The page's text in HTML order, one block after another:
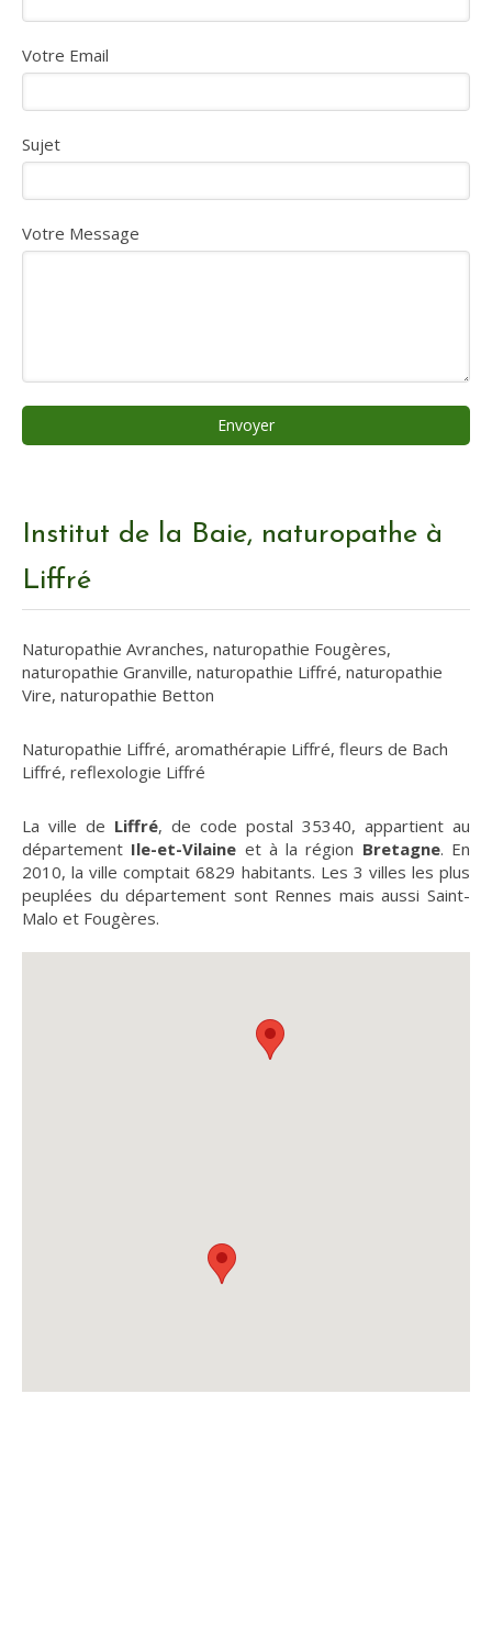
Votre Email
Sujet
Votre Message
Envoyer
Institut de la Baie, naturopathe à
Liffré
Naturopathie Avranches, naturopathie Fougères,
naturopathie Granville, naturopathie Liffré, naturopathie
Vire, naturopathie Betton
Naturopathie Liffré, aromathérapie Liffré, fleurs de Bach
Liffré, reflexologie Liffré
La ville de Liffré, de code postal 35340, appartient au
département Ile-et-Vilaine et à la région Bretagne. En
2010, la ville comptait 6829 habitants. Les 3 villes les plus
peuplées du département sont Rennes mais aussi Saint-
Malo et Fougères.